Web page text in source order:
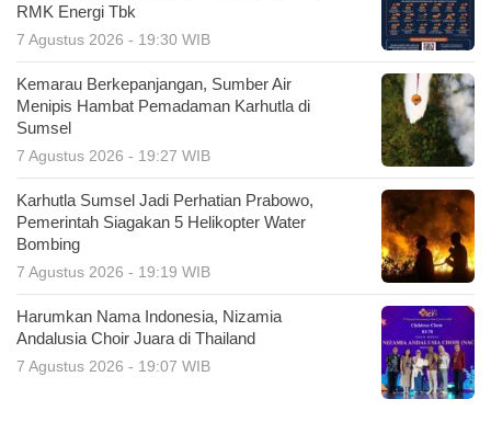
RMK Energi Tbk
7 Agustus 2026 - 19:30 WIB
Kemarau Berkepanjangan, Sumber Air
Menipis Hambat Pemadaman Karhutla di
Sumsel
7 Agustus 2026 - 19:27 WIB
Karhutla Sumsel Jadi Perhatian Prabowo,
Pemerintah Siagakan 5 Helikopter Water
Bombing
7 Agustus 2026 - 19:19 WIB
Harumkan Nama Indonesia, Nizamia
Andalusia Choir Juara di Thailand
7 Agustus 2026 - 19:07 WIB